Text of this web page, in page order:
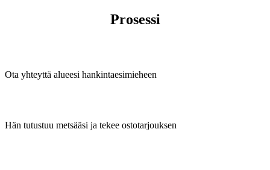
Prosessi
Ota yhteyttä alueesi hankintaesimieheen
Hän tutustuu metsääsi ja tekee ostotarjouksen